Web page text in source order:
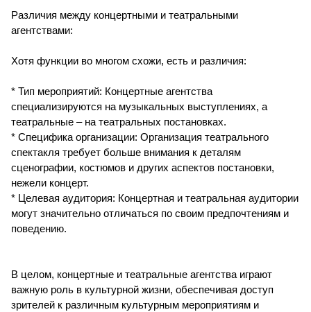
Различия между концертными и театральными
агентствами:
Хотя функции во многом схожи, есть и различия:
* Тип мероприятий: Концертные агентства
специализируются на музыкальных выступлениях, а
театральные – на театральных постановках.
* Специфика организации: Организация театрального
спектакля требует больше внимания к деталям
сценографии, костюмов и других аспектов постановки,
нежели концерт.
* Целевая аудитория: Концертная и театральная аудитории
могут значительно отличаться по своим предпочтениям и
поведению.
В целом, концертные и театральные агентства играют
важную роль в культурной жизни, обеспечивая доступ
зрителей к различным культурным мероприятиям и